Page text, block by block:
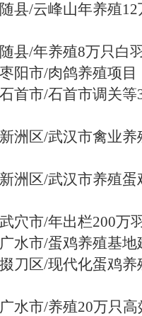
县/云峰山年养殖
县/年养殖8万只白
阳市/肉鸽养殖项目
首市/石首市调关等
洲区/武汉市禽业
洲区/武汉市养殖
穴市/年出栏200万
水市/蛋鸡养殖基地
刀区/现代化蛋鸡
水市/养殖20万只